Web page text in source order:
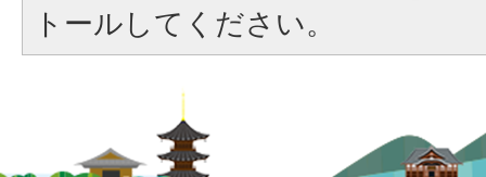
トールしてください。